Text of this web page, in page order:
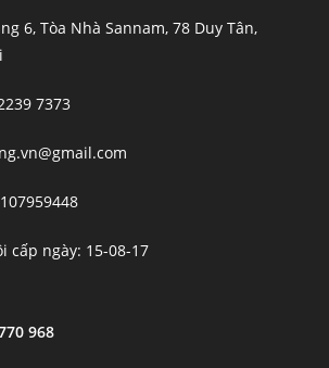
6, Tòa Nhà Sannam, 78 Duy Tân,
7373
cấp ngày: 15-08-17
968